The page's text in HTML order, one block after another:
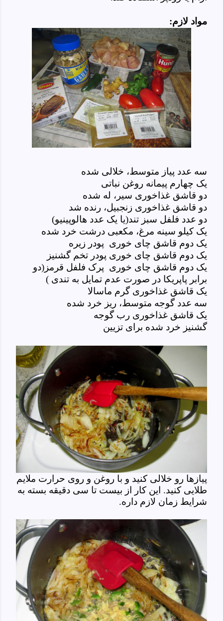
مواد لازم:
سه عدد پیاز متوسط، خلالی شده
یک چهارم پیمانه روغن نباتی
دو قاشق غذاخوری سیر، له شده
دو قاشق غذاخوری زنجبیل، رنده شد
دو عدد فلفل سبز تند(یا یک عدد هالوپینیو)
یک کیلو سینه مرغ، مکعبی درشت خرد شده
یک دوم قاشق چای خوری پودر زیره
یک دوم قاشق چای خوری پودر تخم گشنیز
یک دوم قاشق چای خوری پرک فلفل قرمز(دو
برابر پاپریکا در صورت عدم تمایل به تندی )
یک قاشق غذاخوری گرم ماسالا
سه عدد گوجه متوسط، ریز خرد شده
یک قاشق غذاخوری رب گوجه
گشنیز خرد شده برای تزیین
پیازها رو خلالی کنید و با روغن و روی حرارت ملایم
طلایی کنید. این کار از بیست تا سی دقیقه بسته به
شرایط زمان لازم داره.